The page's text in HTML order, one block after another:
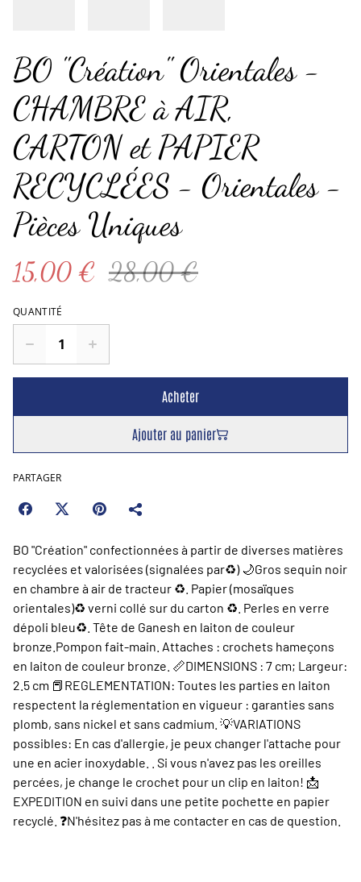
BO "Création" Orientales -
CHAMBRE à AIR,
CARTON et PAPIER
RECYCLÉES - Orientales -
Pièces Uniques
15,00 € 28,00 €
QUANTITÉ
Acheter
Ajouter au panier
PARTAGER
BO "Création" confectionnées à partir de diverses matières
recyclées et valorisées (signalées par♻️) 🌙Gros sequin noir
en chambre à air de tracteur ♻️. Papier (mosaïques
orientales)♻️ verni collé sur du carton ♻️. Perles en verre
dépoli bleu♻️. Tête de Ganesh en laiton de couleur
bronze.Pompon fait-main. Attaches : crochets hameçons
en laiton de couleur bronze. 📏DIMENSIONS : 7 cm; Largeur:
2.5 cm 📕REGLEMENTATION: Toutes les parties en laiton
respectent la réglementation en vigueur : garanties sans
plomb, sans nickel et sans cadmium. 💡VARIATIONS
possibles: En cas d'allergie, je peux changer l'attache pour
une en acier inoxydable. . Si vous n'avez pas les oreilles
percées, je change le crochet pour un clip en laiton! 📩
EXPEDITION en suivi dans une petite pochette en papier
recyclé. ❓️N'hésitez pas à me contacter en cas de question.